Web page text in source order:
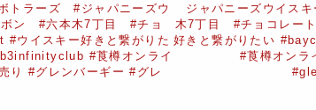
トラーズ #ジャパニーズウ
ン #六本木7丁目 #チョ
ウイスキー好きと繋がりた
#莨樽オンライ
り #グレンバーギー #グレ
ジャパニーズウイ
木7丁目 #チョコレー
好きと繋がりたい
#莨樽オンラ